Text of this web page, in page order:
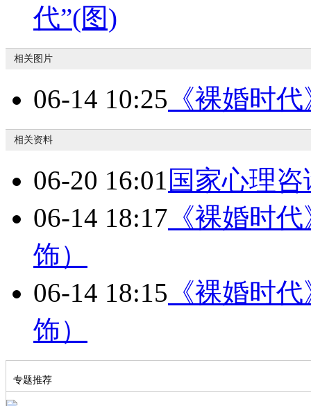
代”(图)
相关图片
06-14 10:25 《裸婚时
相关资料
06-20 16:01 国家心理
06-14 18:17 《裸婚时
饰）
06-14 18:15 《裸婚时
饰）
专题推荐